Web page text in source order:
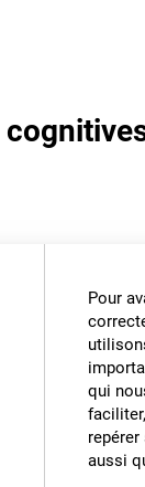
Pour
qui
aussi